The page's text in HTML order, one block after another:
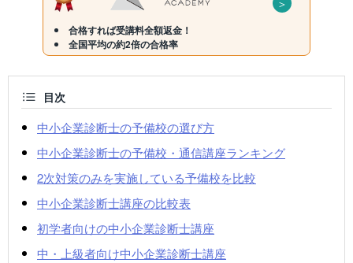
合格すれば受講料全額返金！
全国平均の約2倍の合格率
目次
中小企業診断士の予備校の選び方
中小企業診断士の予備校・通信講座ランキング
2次対策のみを実施している予備校を比較
中小企業診断士講座の比較表
初学者向けの中小企業診断士講座
中・上級者向け中小企業診断士講座